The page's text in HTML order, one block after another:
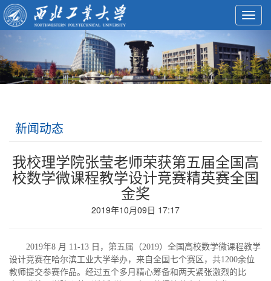
新闻动态
我校理学院张莹老师荣获第五届全国高
校数学微课程教学设计竞赛精英赛全国
金奖
2019年10月09日 17:17
2019年8 月 11-13 日，第五届（2019）全国高校数学微课程教学
设计竞赛在哈尔滨工业大学举办，来自全国七个赛区，共1200余位
教师提交参赛作品。经过五个多月精心筹备和两天紧张激烈的比